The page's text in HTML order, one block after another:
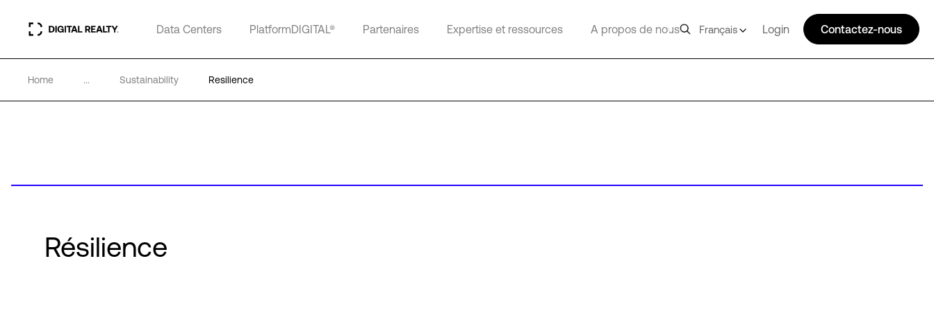
Data Centers PlatformDIGITAL® Partenaires Expertise et ressources A propos de nous Français Login Contactez-nous
Home ... Sustainability Resilience
Résilience